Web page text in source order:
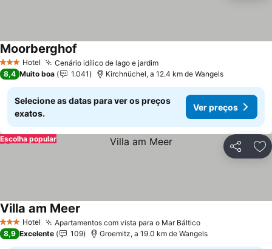
3 EstrelasHotel Cenário idílico de lago e jardimVer preços
Moorberghof
8,4 Muito boa 1.041 Kirchnüchel, a 12.4 km de Wangels
Selecione as datas para ver os preços
exatos.
Ver preços
Partilhar
Escolha popular
3 EstrelasHotel Apartamentos com vista para o Mar BálticoVer preços
Villa am Meer
8,9 Excelente 109 Groemitz, a 19.0 km de Wangels